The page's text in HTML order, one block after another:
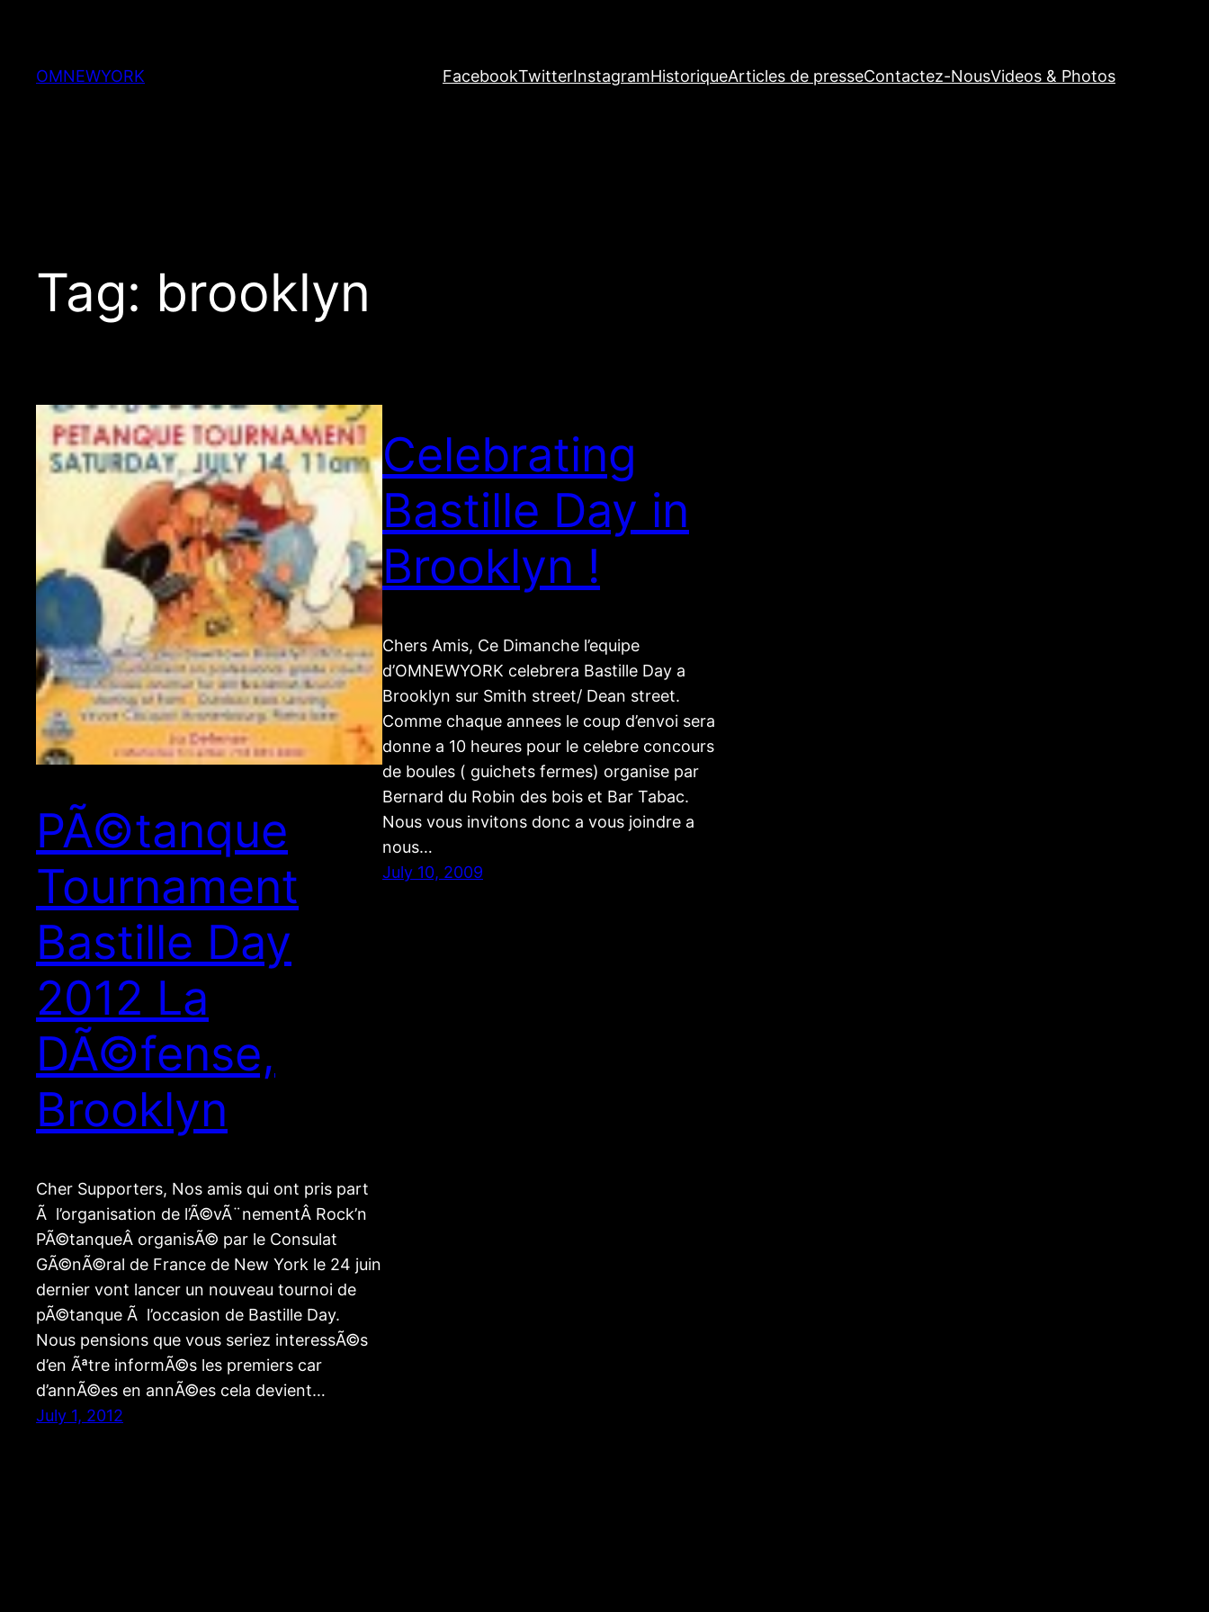
content
OMNEWYORK FacebookTwitterInstagramHistoriqueArticles de presseContactez-NousVideos & Photos
Tag: brooklyn
PÃ©tanque
Tournament
Bastille Day
2012 La
DÃ©fense,
Brooklyn
Cher Supporters, Nos amis qui ont pris part
Ã l’organisation de l’Ã©vÃ¨nementÂ Rock’n
PÃ©tanqueÂ organisÃ© par le Consulat
GÃ©nÃ©ral de France de New York le 24 juin
dernier vont lancer un nouveau tournoi de
pÃ©tanque Ã l’occasion de Bastille Day.
Nous pensions que vous seriez interessÃ©s
d’en Ãªtre informÃ©s les premiers car
d’annÃ©es en annÃ©es cela devient…
July 1, 2012
Celebrating
Bastille Day in
Brooklyn !
Chers Amis, Ce Dimanche l’equipe
d’OMNEWYORK celebrera Bastille Day a
Brooklyn sur Smith street/ Dean street.
Comme chaque annees le coup d’envoi sera
donne a 10 heures pour le celebre concours
de boules ( guichets fermes) organise par
Bernard du Robin des bois et Bar Tabac.
Nous vous invitons donc a vous joindre a
nous…
July 10, 2009